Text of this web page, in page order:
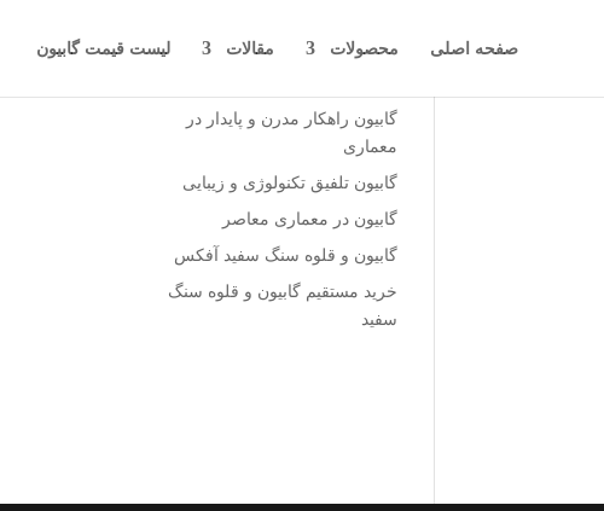
صفحه اصلی محصولات مقالات لیست قیمت گابیون
گابیون راهکار مدرن و پایدار در
معماری
گابیون تلفیق تکنولوژی و زیبایی
گابیون در معماری معاصر
گابیون و قلوه سنگ سفید آفکس
خرید مستقیم گابیون و قلوه سنگ
سفید